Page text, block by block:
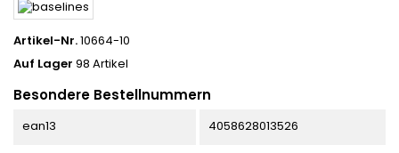
Artikel-Nr.10664-10
Auf Lager 98 Artikel
Besondere Bestellnummern
ean13 4058628013526